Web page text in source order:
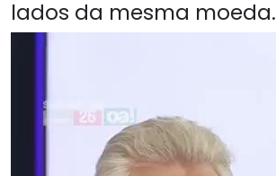
lados da mesma moeda.